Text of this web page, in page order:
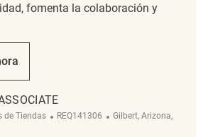
fomenta la colaboración y
Associate REQ134687
Sales Associate
de Tiendas ReqId
REQ141306 Ubicación
Gilbert, Arizona,